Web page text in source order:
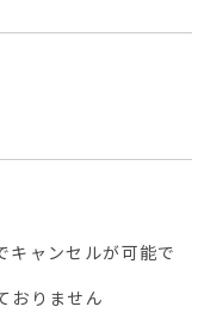
キャンセルが可能で
おりません